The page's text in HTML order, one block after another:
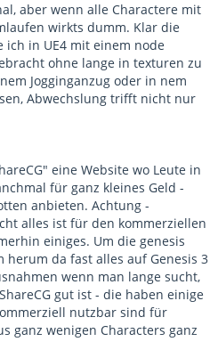
aber wenn alle Charactere mit
wirkts dumm. Klar die
ich in UE4 mit einem node
ohne lange in texturen zu
Jogginganzug oder in nem
Abwechslung trifft nicht nur
eine Website wo Leute in
für ganz kleines Geld -
anbieten. Achtung -
alles ist für den kommerziellen
einiges. Um die genesis
herum da fast alles auf Genesis 3
wenn man lange sucht,
gut ist - die haben einige
nutzbar sind für
ganz wenigen Characters ganz